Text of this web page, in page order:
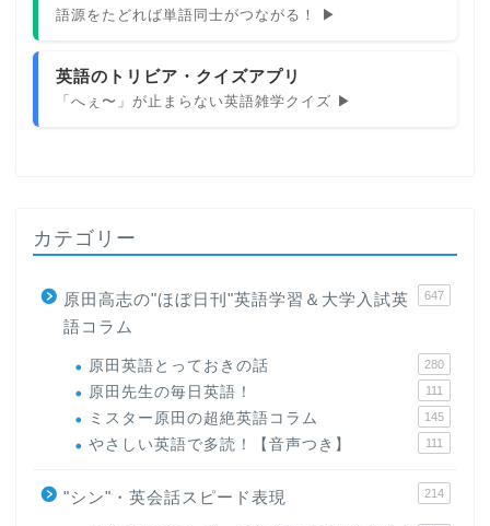
語源をたどれば単語同士がつながる！ ▶
英語のトリビア・クイズアプリ
「へぇ〜」が止まらない英語雑学クイズ ▶
カテゴリー
原田高志の"ほぼ日刊"英語学習＆大学入試英
語コラム
647
原田英語とっておきの話 280
原田先生の毎日英語！ 111
ミスター原田の超絶英語コラム 145
やさしい英語で多読！【音声つき】 111
"シン"・英会話スピード表現 214